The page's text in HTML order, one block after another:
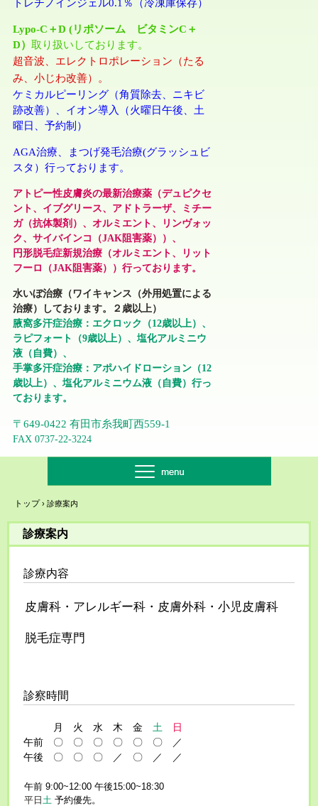
トレチノインジェル0.1％（冷凍庫保存）
Lypo-C＋D (リポソーム ビタミンC＋
D） 取り扱いしております。
超音波、エレクトロポレーション（たる
み、小じわ改善）。
ケミカルピーリング（角質除去、ニキビ
跡改善）、イオン導入
（火曜日午後、土
曜日、予約制）
AGA治療、まつげ発毛治療(グラッシュビ
スタ）行っております。
アトピー性皮膚炎の最新治療薬（デュピクセ
ント、イブグリース、アドトラーザ、ミチー
ガ（抗体製剤）、オルミエント、リンヴォッ
ク、サイバインコ（JAK阻害薬））、
円形脱毛症新規治療（オルミエント、リット
フーロ（JAK阻害薬））行っております。
水いぼ治療 （ワイキャンス（外用処置による
治療）しております。２歳以上）
腋窩多汗症治療：エクロック（12歳以上）、
ラピフォート（9歳以上）、塩化アルミニウ
液（自費）、
手掌多汗症治療：アポハイドローション（12
歳以上）、塩化アルミニウム液（自費）行っ
ております。
〒649-0422 有田市糸我町西559-1
FAX 0737-22-3224
トップ › 診療案内
診療案内
診療内容
皮膚科・アレルギー科・皮膚外科・小児皮膚科
脱毛症専門
診察時間
月 火 水 木 金 土 日
午前 〇 〇 〇 〇 〇 〇 ／
午後 〇 〇 〇 ／ 〇 ／ ／
午前 9:00~12:00 午後15:00~18:30
平日土 予約優先。